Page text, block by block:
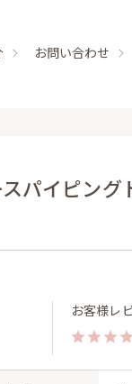
お問い合わせ
パイピング
お客様レ